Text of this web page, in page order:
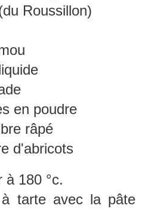
Roussillon)
en poudre
râpé
d'abricots
à 180 °c.
tarte avec la pâte